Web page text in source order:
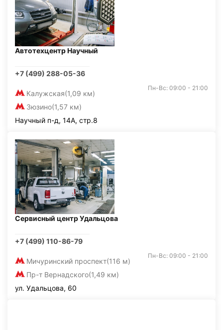
Автотехцентр Научный
+7 (499) 288-05-36
Калужская(1,09 км)
Зюзино(1,57 км)
Пн-Вс: 09:00 - 21:00
Научный п-д, 14А, стр.8
Сервисный центр Удальцова
+7 (499) 110-86-79
Мичуринский проспект(116 м)
Пр-т Вернадского(1,49 км)
Пн-Вс: 09:00 - 21:00
ул. Удальцова, 60